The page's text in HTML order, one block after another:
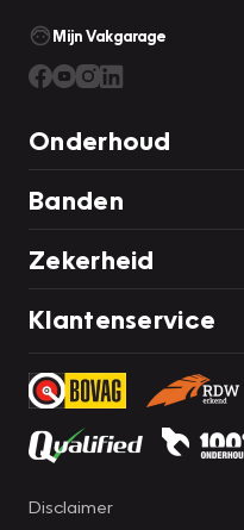
Mijn Vakgarage
Onderhoud
Banden
Zekerheid
Klantenservice
Disclaimer